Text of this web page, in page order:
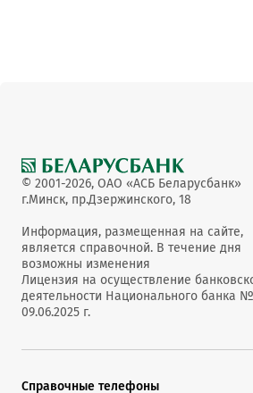
© 2001-2026, ОАО «АСБ Беларусбанк»
г.Минск, пр.Дзержинского, 18
Информация, размещенная на сайте,
является справочной. В течение дня
возможны изменения
Лицензия на осуществление
деятельности Национального банка
09.06.2025 г.
Справочные телефоны